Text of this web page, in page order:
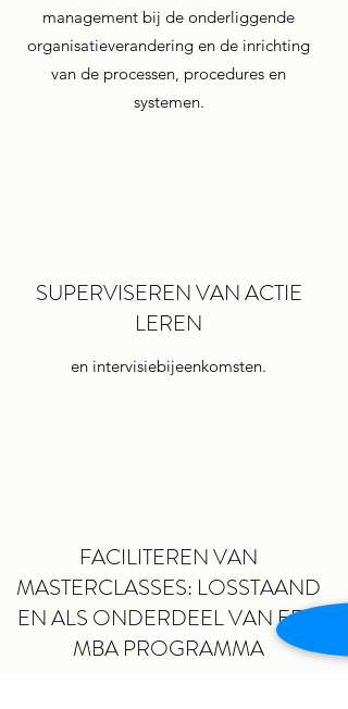
management bij de onderliggende
organisatieverandering en de inrichting
van de processen, procedures en
systemen.
SUPERVISEREN VAN ACTIE
LEREN
en intervisiebijeenkomsten.
FACILITEREN VAN
MASTERCLASSES: LOSSTAAND
EN ALS ONDERDEEL VAN EEN
MBA PROGRAMMA